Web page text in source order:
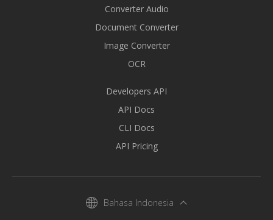
Converter Audio
Document Converter
Image Converter
OCR
Developers API
API Docs
CLI Docs
API Pricing
Bahasa Indonesia